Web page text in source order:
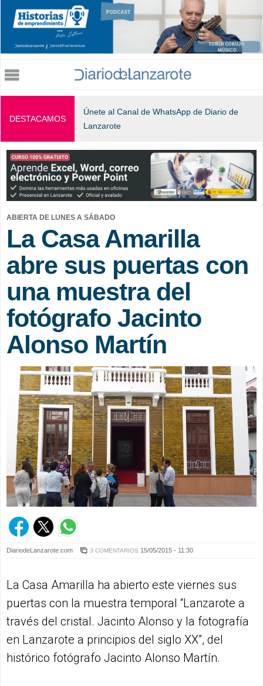
Jump to navigation
DESTACAMOS
Únete al Canal de WhatsApp de Diario de
Lanzarote
ABIERTA DE LUNES A SÁBADO
La Casa Amarilla
abre sus puertas con
una muestra del
fotógrafo Jacinto
Alonso Martín
DiariodeLanzarote.com 3 COMENTARIOS 15/05/2015 - 11:30
La Casa Amarilla ha abierto este viernes sus
puertas con la muestra temporal “Lanzarote a
través del cristal. Jacinto Alonso y la fotografía
en Lanzarote a principios del siglo XX”, del
histórico fotógrafo Jacinto Alonso Martín.